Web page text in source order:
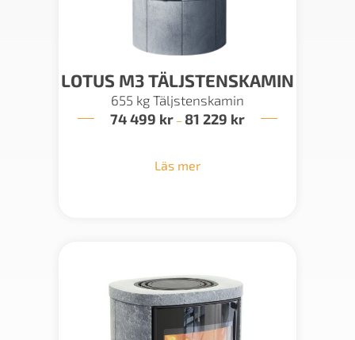
LOTUS M3 TÄLJSTENSKAMIN
655 kg Täljstenskamin
74 499 kr – 81 229 krPrisintervall:
Läs mer